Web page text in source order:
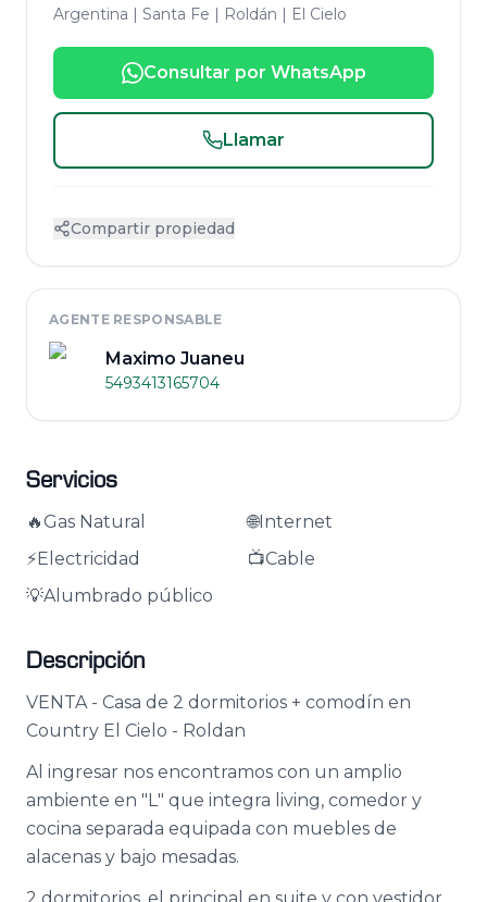
Argentina | Santa Fe | Roldán | El Cielo
Consultar por WhatsApp
Llamar
Compartir propiedad
AGENTE RESPONSABLE
Maximo Juaneu
5493413165704
Servicios
🔥Gas Natural 🌐Internet
⚡Electricidad 📺Cable
💡Alumbrado público
Descripción
VENTA - Casa de 2 dormitorios + comodín en
Country El Cielo - Roldan
Al ingresar nos encontramos con un amplio
ambiente en "L" que integra living, comedor y
cocina separada equipada con muebles de
alacenas y bajo mesadas.